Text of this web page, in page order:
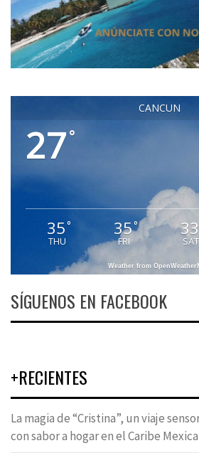
CANCUN
27°
35°
THU
35°
FRI
33
SAT
Weather from
SÍGUENOS EN FACEBOOK
+RECIENTES
La magia de “Cristina”, un viaje
con sabor a hogar en el Caribe